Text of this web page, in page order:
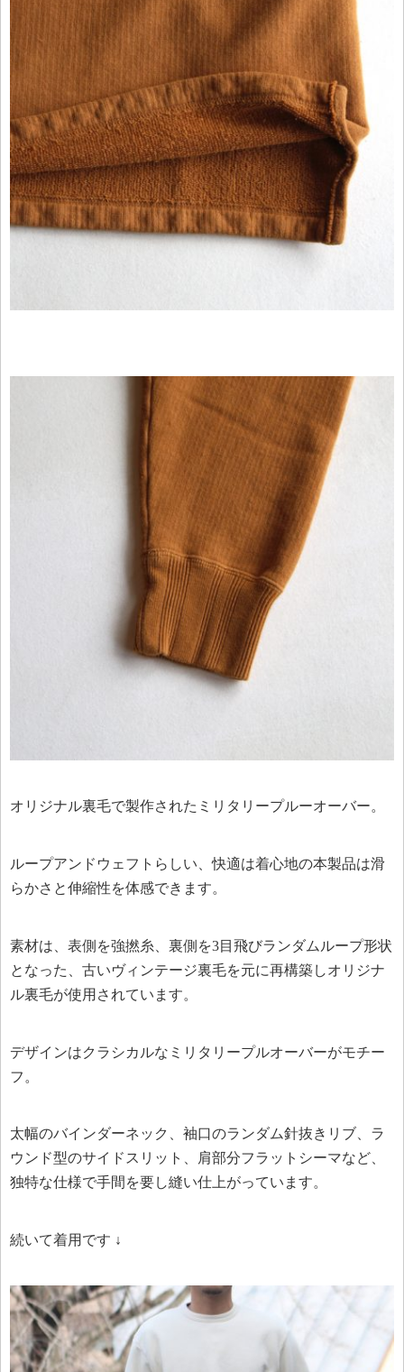
オリジナル裏毛で製作されたミリタリープルーオーバー。
ループアンドウェフトらしい、快適は着心地の本製品は滑
らかさと伸縮性を体感できます。
素材は、表側を強撚糸、裏側を3目飛びランダムループ形状
となった、古いヴィンテージ裏毛を元に再構築しオリジナ
ル裏毛が使用されています。
デザインはクラシカルなミリタリープルオーバーがモチー
フ。
太幅のバインダーネック、袖口のランダム針抜きリブ、ラ
ウンド型のサイドスリット、肩部分フラットシーマなど、
独特な仕様で手間を要し縫い仕上がっています。
続いて着用です ↓